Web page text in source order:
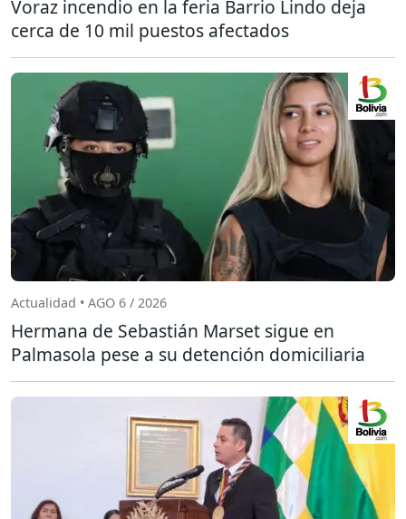
Voraz incendio en la feria Barrio Lindo deja
cerca de 10 mil puestos afectados
Actualidad • AGO 6 / 2026
Hermana de Sebastián Marset sigue en
Palmasola pese a su detención domiciliaria